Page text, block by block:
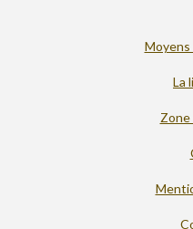
Moyens
La